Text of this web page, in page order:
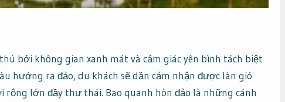
bởi không gian xanh mát và cảm giác yên bình tách biệt
hướng ra đảo, du khách sẽ dần cảm nhận được làn gió
lớn đầy thư thái. Bao quanh hòn đảo là những cánh